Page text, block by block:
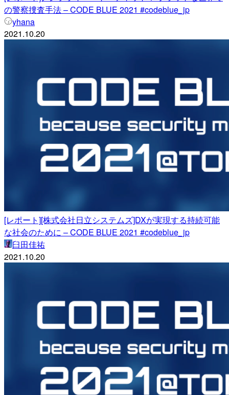
の警察捜査手法 – CODE BLUE 2021 #codeblue_jp
yhana
2021.10.20
[レポート][株式会社日立システムズ]DXが実現する持続可能
な社会のために – CODE BLUE 2021 #codeblue_jp
臼田佳祐
2021.10.20